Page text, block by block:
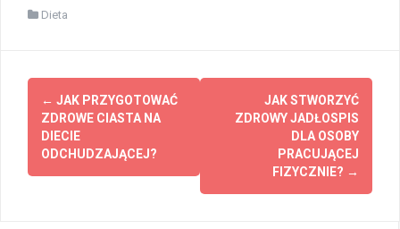
Dieta
Post
navigation
← JAK PRZYGOTOWAĆ
ZDROWE CIASTA NA
DIECIE
ODCHUDZAJĄCEJ?
JAK STWORZYĆ
ZDROWY JADŁOSPIS
DLA OSOBY
PRACUJĄCEJ
FIZYCZNIE? →